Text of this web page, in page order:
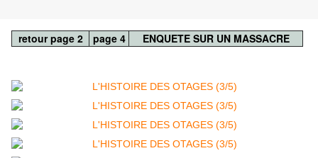
retour page 2 page 4 ENQUETE SUR UN MASSACRE